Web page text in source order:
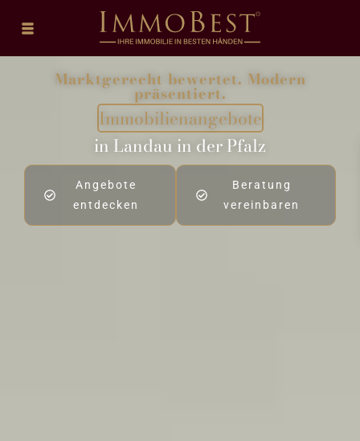
Marktgerecht bewertet. Modern
präsentiert.
Immobilienangebote
in Landau in der Pfalz
Angebote
entdecken
Beratung
vereinbaren